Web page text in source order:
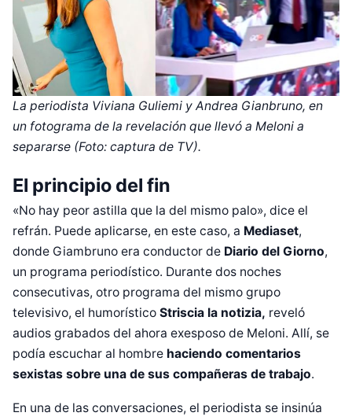
La periodista Viviana Guliemi y Andrea Gianbruno, en
un fotograma de la revelación que llevó a Meloni a
separarse (Foto: captura de TV).
El principio del fin
«No hay peor astilla que la del mismo palo», dice el
refrán. Puede aplicarse, en este caso, a Mediaset,
donde Giambruno era conductor de Diario del Giorno,
un programa periodístico. Durante dos noches
consecutivas, otro programa del mismo grupo
televisivo, el humorístico Striscia la notizia, reveló
audios grabados del ahora exesposo de Meloni. Allí, se
podía escuchar al hombre haciendo comentarios
sexistas sobre una de sus compañeras de trabajo.
En una de las conversaciones, el periodista se insinúa